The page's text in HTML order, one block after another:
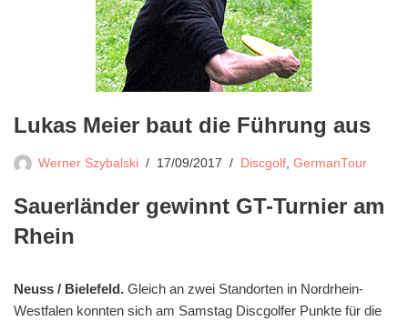
Lukas Meier baut die Führung aus
Werner Szybalski 17/09/2017 Discgolf, GermanTour
Sauerländer gewinnt GT-Turnier am
Rhein
Neuss / Bielefeld. Gleich an zwei Standorten in Nordrhein-
Westfalen konnten sich am Samstag Discgolfer Punkte für die